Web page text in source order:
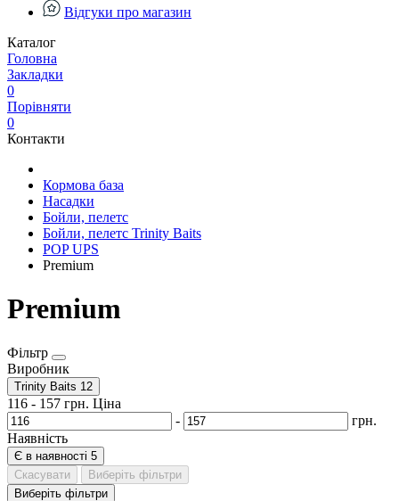
Відгуки про магазин
Каталог
Головна
Закладки
0
Порівняти
0
Контакти
Кормова база
Насадки
Бойли, пелетс
Бойли, пелетс Trinity Baits
POP UPS
Premium
Premium
Фільтр
Виробник
Trinity Baits 12
116 - 157 грн. Ціна
-
грн.
Наявність
Є в наявності 5
Скасувати
Виберіть фільтри
Виберіть фільтри